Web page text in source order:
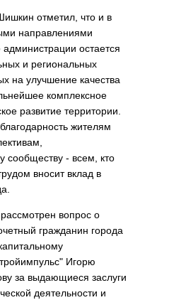
отметил, что и в
направлениями
администрации остается
и региональных
на улучшение качества
комплексное
развитие территории.
жителям
сообществу - всем, кто
вносит вклад в
вопрос о
гражданин города
Игорю
за выдающиеся заслуги
деятельности и